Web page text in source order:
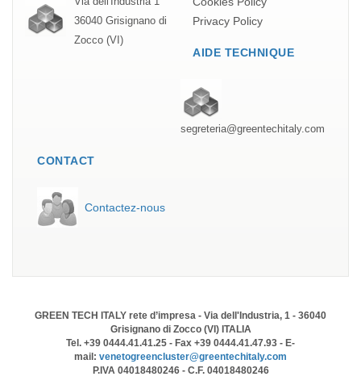
36040 Grisignano di
Zocco (VI)
Privacy Policy
AIDE TECHNIQUE
segreteria@greentechitaly.com
CONTACT
Contactez-nous
GREEN TECH ITALY rete d’impresa - Via dell'Industria, 1 - 36040
Grisignano di Zocco (VI) ITALIA
Tel. +39 0444.41.41.25 - Fax +39 0444.41.47.93 - E-
mail: venetogreencluster@greentechitaly.com
P.IVA 04018480246 - C.F. 04018480246